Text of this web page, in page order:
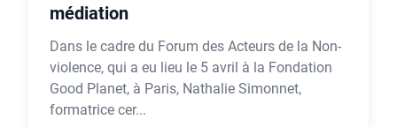
médiation
Dans le cadre du Forum des Acteurs de la Non-
violence, qui a eu lieu le 5 avril à la Fondation
Good Planet, à Paris, Nathalie Simonnet,
formatrice cer...